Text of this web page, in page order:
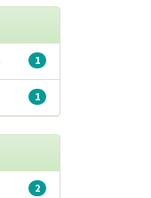
1
1
2